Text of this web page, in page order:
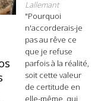
Lallemant
"Pourquoi
n'accorderais-je
pas au rêve ce
que je refuse
parfois à la réalité,
soit cette valeur
de certitude en
elle-même, qui,